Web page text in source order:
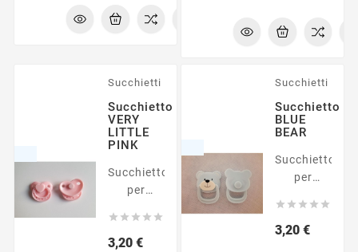
Succhietti
Succhietto
VERY
LITTLE
PINK
Succhietto
per
reborn
    
3,20 €Prezzo
Succhietti
Succhietto
BLUE
BEAR
Succhietto
per
reborn
    
3,20 €Prezzo